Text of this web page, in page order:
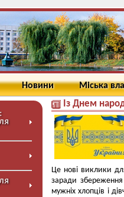
Новини Міська
Із Днем
Це нові виклики
заради
мужніх хлопців і